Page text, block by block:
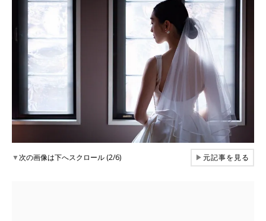
▼次の画像は下へスクロール (2/6) ▶元記事を見る